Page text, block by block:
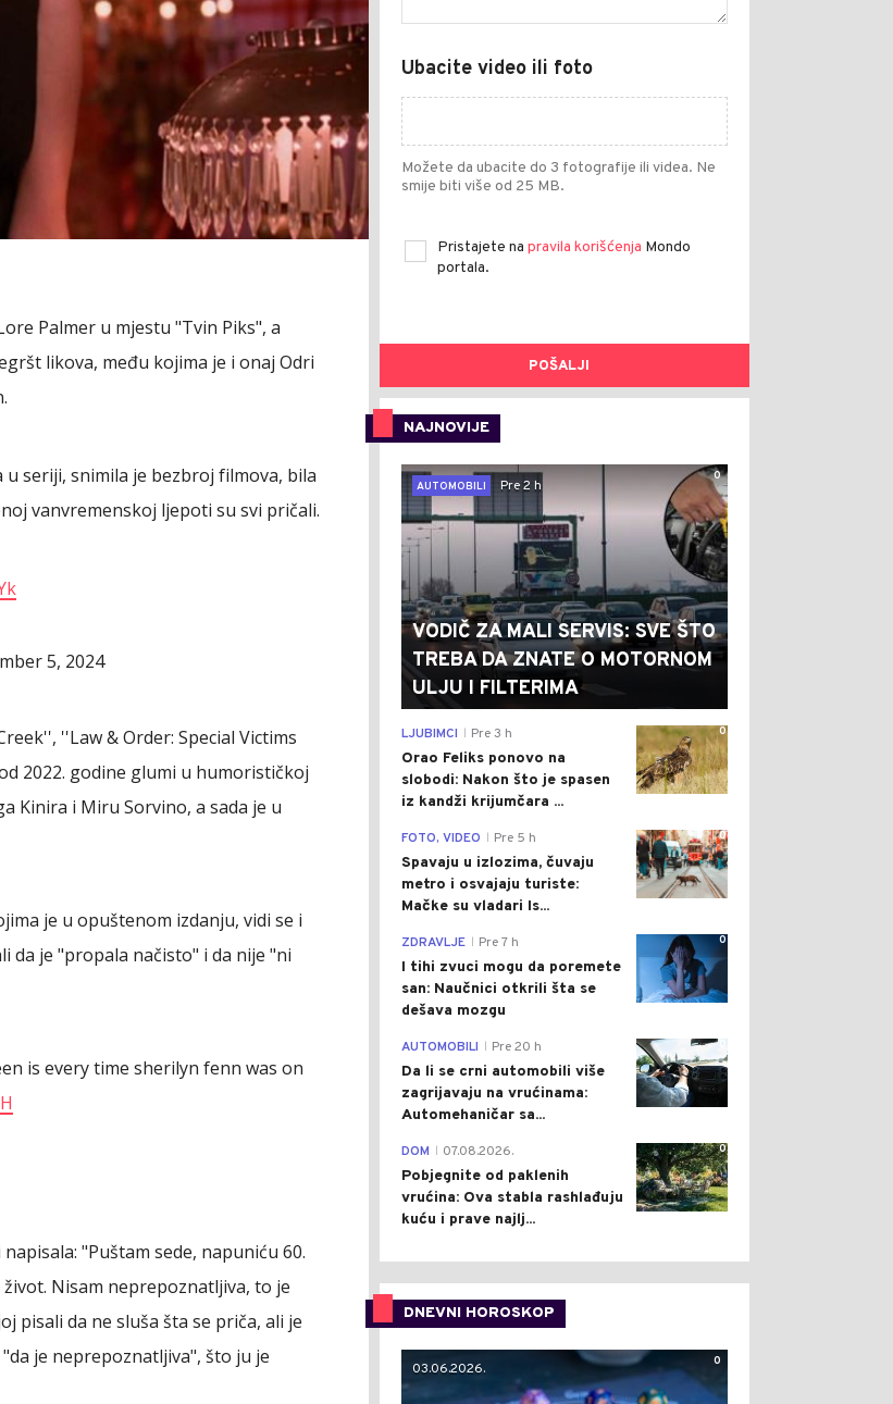
Palmer u mjestu "Tvin Piks", a
likova, među kojima je i onaj Odri
u seriji, snimila je bezbroj filmova, bila
vanvremenskoj ljepoti su svi pričali.
5, 2024
''Law & Order: Special Victims
2022. godine glumi u humorističkoj
Kinira i Miru Sorvino, a sada je u
je u opuštenom izdanju, vidi se i
da je "propala načisto" i da nije "ni
is every time sherilyn fenn was on
"Puštam sede, napuniću 60.
Nisam neprepoznatljiva, to je
pisali da ne sluša šta se priča, ali je
je neprepoznatljiva", što ju je
Ubacite video ili foto
Možete da ubacite do 3 fotografije ili videa. Ne
smije biti više od 25 MB.
Pristajete na pravila korišćenja Mondo
portala.
POŠALJI
NAJNOVIJE
0
AUTOMOBILI
Pre 2 h
VODIČ ZA MALI SERVIS: SVE ŠTO
TREBA DA ZNATE O MOTORNOM
ULJU I FILTERIMA
0
LJUBIMCI Pre 3 h
Orao Feliks ponovo na
slobodi: Nakon što je spasen
iz kandži krijumčara ...
0
FOTO, VIDEO Pre 5 h
Spavaju u izlozima, čuvaju
metro i osvajaju turiste:
Mačke su vladari Is...
0
ZDRAVLJE Pre 7 h
I tihi zvuci mogu da poremete
san: Naučnici otkrili šta se
dešava mozgu
0
AUTOMOBILI Pre 20 h
Da li se crni automobili više
zagrijavaju na vrućinama:
Automehaničar sa...
0
DOM 07.08.2026.
Pobjegnite od paklenih
vrućina: Ova stabla rashlađuju
kuću i prave najlj...
DNEVNI HOROSKOP
0
03.06.2026.